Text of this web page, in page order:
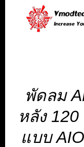
พัดลม
หลัง
แบบ